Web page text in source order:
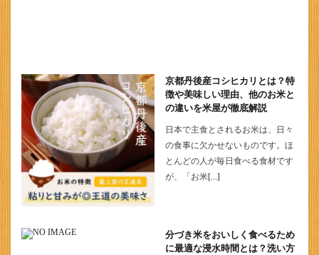
京都丹後産コシヒカリとは？特
徴や美味しい理由、他のお米と
の違いを米屋が徹底解説
日本で主食とされるお米は、日々
の食事に欠かせないものです。ほ
とんどの人が毎日食べる食材です
が、「お米[…]
分づき米をおいしく食べるため
に最適な浸水時間とは？洗い方